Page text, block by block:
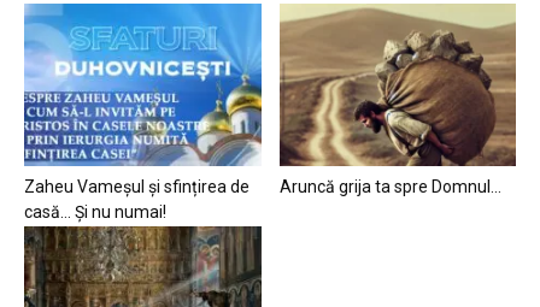
Zaheu Vameșul și sfințirea de
casă… Și nu numai!
Aruncă grija ta spre Domnul…